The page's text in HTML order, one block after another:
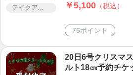
テイクアウト ￥5,100 （税込）
76ポイント
20日6号クリスマ
ルト18㎝予約チケ